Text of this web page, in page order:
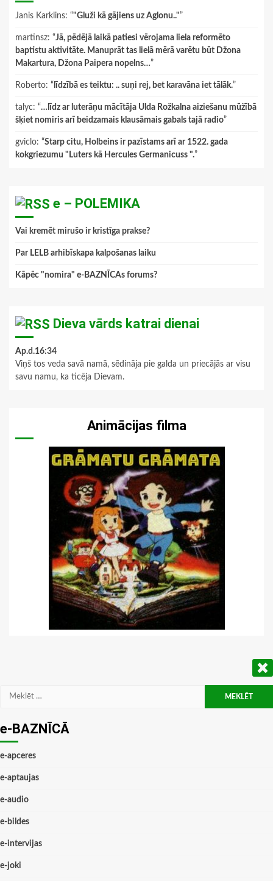
Janis Karklins: “"Gluži kā gājiens uz Aglonu.."”
martinsz: “Jā, pēdējā laikā patiesi vērojama liela reformēto
baptistu aktivitāte. Manuprāt tas lielā mērā varētu būt Džona
Makartura, Džona Paipera nopelns…”
Roberto: “ līdzībā es teiktu: .. suņi rej, bet karavāna iet tālāk.”
talyc: “…līdz ar luterāņu mācītāja Ulda Rožkalna aiziešanu mūžībā
šķiet nomiris arī beidzamais klausāmais gabals tajā radio”
gviclo: “Starp citu, Holbeins ir pazīstams arī ar 1522. gada
kokgriezumu "Luters kā Hercules Germanicuss ".”
e – POLEMIKA
Vai kremēt mirušo ir kristīga prakse?
Par LELB arhibīskapa kalpošanas laiku
Kāpēc "nomira" e-BAZNĪCAs forums?
Dieva vārds katrai dienai
Ap.d.16:34
Viņš tos veda savā namā, sēdināja pie galda un priecājās ar visu
savu namu, ka ticēja Dievam.
Animācijas filma
Meklēt:
e-BAZNĪCĀ
e-apceres
e-aptaujas
e-audio
e-bildes
e-intervijas
e-joki